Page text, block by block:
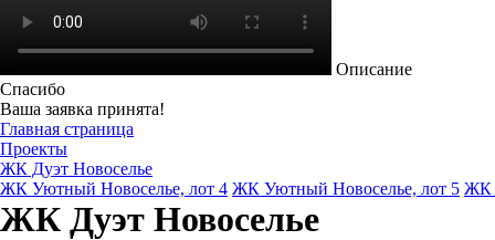
Описание
Спасибо
Ваша заявка принята!
Главная страница
Проекты
ЖК Дуэт Новоселье
ЖК Уютный Новоселье, лот 4 ЖК Уютный Новоселье, лот 5 ЖК
ЖК Дуэт Новоселье